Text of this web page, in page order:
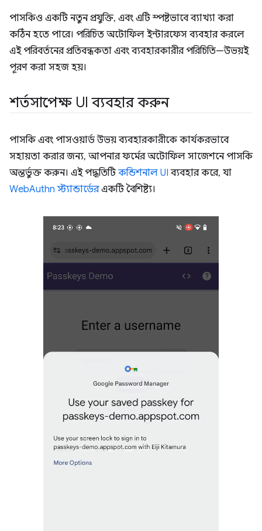
পাসকিও একটি নতুন প্রযুক্তি, এবং এটি স্পষ্টভাবে ব্যাখ্যা করা
কঠিন হতে পারে। পরিচিত অটোফিল ইন্টারফেস ব্যবহার করলে
এই পরিবর্তনের প্রতিবন্ধকতা এবং ব্যবহারকারীর পরিচিতি—উভয়ই
পূরণ করা সহজ হয়।
শর্তসাপেক্ষ UI ব্যবহার করুন
পাসকি এবং পাসওয়ার্ড উভয় ব্যবহারকারীকে কার্যকরভাবে
সহায়তা করার জন্য, আপনার ফর্মের অটোফিল সাজেশনে পাসকি
অন্তর্ভুক্ত করুন। এই পদ্ধতিটিকন্ডিশনাল UI ব্যবহার করে, যা
WebAuthn স্ট্যান্ডার্ডেরএকটি বৈশিষ্ট্য।